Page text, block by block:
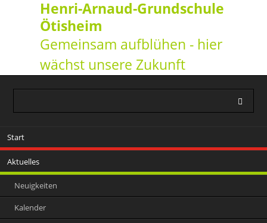
Henri-Arnaud-Grundschule
Ötisheim
Gemeinsam aufblühen - hier
wächst unsere Zukunft
überspringen
Start
Aktuelles
Neuigkeiten
Kalender